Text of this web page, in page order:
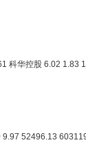
科华控股 6.02 1.83 1
52496.13